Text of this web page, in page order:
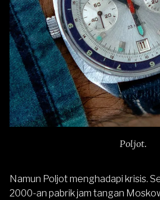
Poljot.
Namun Poljot menghadapi krisis.
2000-an pabrik jam tangan